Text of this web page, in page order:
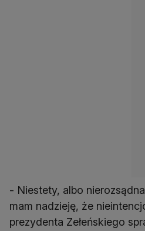
- Niestety, albo
mam nadzieję, że
prezydenta Zełeńskiego